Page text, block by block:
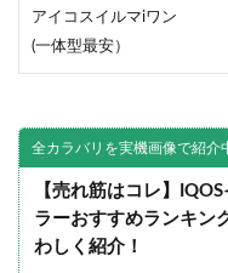
アイコスイルマiワン
(一体型最安）
全カラバリを実機画像で紹介
【売れ筋はコレ】
ラーおすすめランキン
わしく紹介！